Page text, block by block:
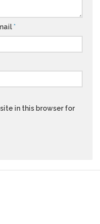
*
in this browser for